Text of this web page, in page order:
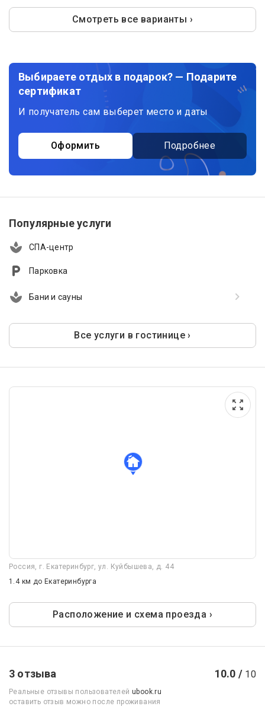
Смотреть все варианты ›
Выбираете отдых в подарок? — Подарите
сертификат
И получатель сам выберет место и даты
Оформить Подробнее
Популярные услуги
СПА-центр
Парковка
Бани и сауны
Все услуги в гостинице ›
Россия, г. Екатеринбург, ул. Куйбышева, д. 44
1.4 км до Екатеринбурга
Расположение и схема проезда ›
3 отзыва 10.0 / 10
Реальные отзывы пользователейubook.ru
оставить отзыв можно после проживания